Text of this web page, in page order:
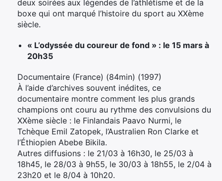
deux soirées aux légendes de l’athlétisme et de la
boxe qui ont marqué l’histoire du sport au XXème
siècle.
« L’odyssée du coureur de fond » : le 15 mars à
20h35
Documentaire (France) (84min) (1997)
À l’aide d’archives souvent inédites, ce
documentaire montre comment les plus grands
champions ont couru au rythme des convulsions du
XXème siècle : le Finlandais Paavo Nurmi, le
Tchèque Emil Zatopek, l’Australien Ron Clarke et
l’Éthiopien Abebe Bikila.
Autres diffusions : le 21/03 à 16h30, le 25/03 à
18h45, le 28/03 à 9h55, le 30/03 à 18h55, le 2/04 à
23h20 et le 8/04 à 10h20.